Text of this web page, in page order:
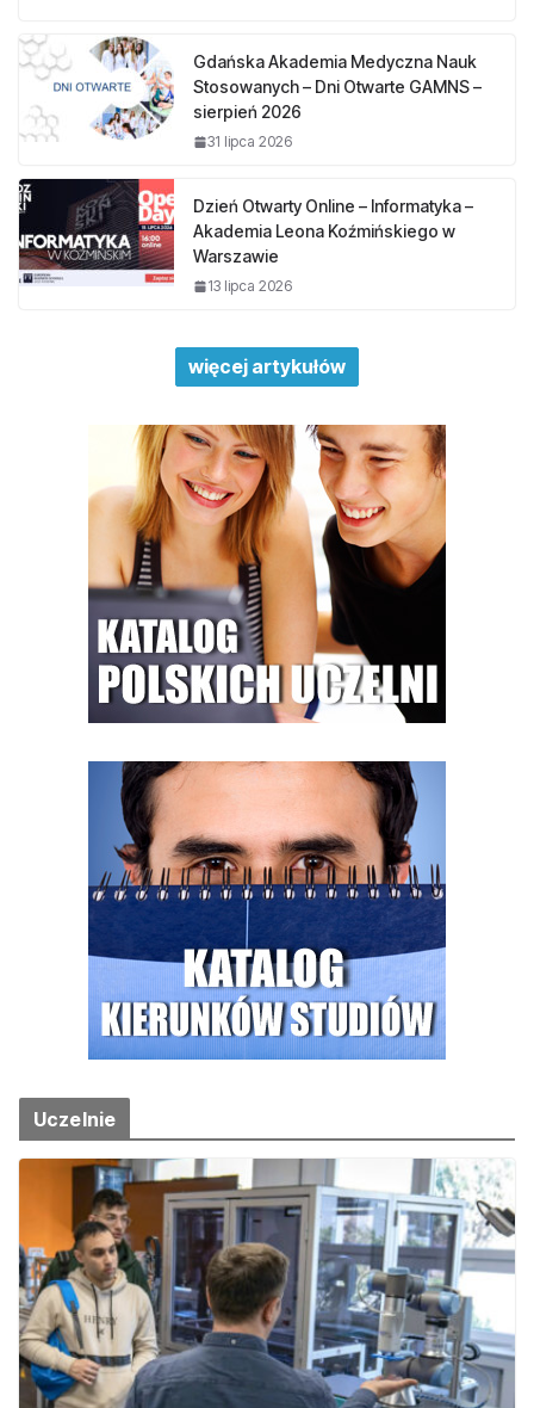
Gdańska Akademia Medyczna Nauk
Stosowanych – Dni Otwarte GAMNS –
sierpień 2026
31 lipca 2026
Dzień Otwarty Online – Informatyka –
Akademia Leona Koźmińskiego w
Warszawie
13 lipca 2026
więcej artykułów
Uczelnie